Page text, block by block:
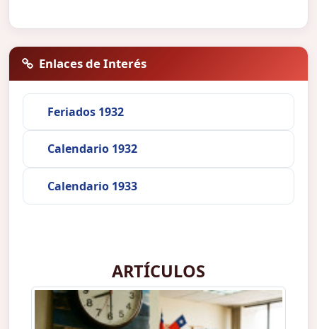
Enlaces de Interés
Feriados 1932
Calendario 1932
Calendario 1933
ARTÍCULOS